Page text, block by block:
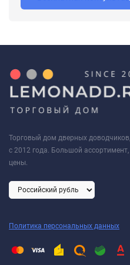
Торговый дом дверных
с 2012 года. Большой
цены.
Политика персональных данных